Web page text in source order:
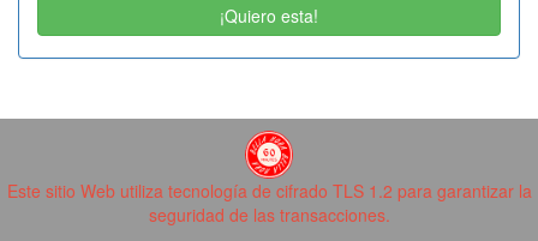
¡Quiero esta!
Este sitio Web utiliza tecnología de cifrado TLS 1.2 para garantizar la
seguridad de las transacciones.